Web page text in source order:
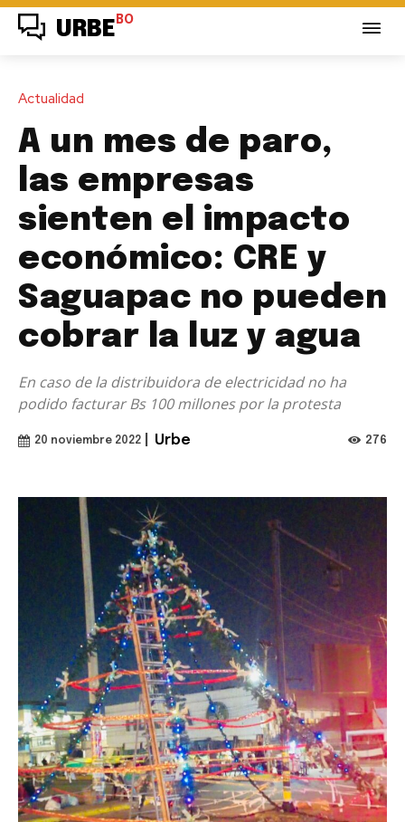
URBE BO
Actualidad
A un mes de paro,
las empresas
sienten el impacto
económico: CRE y
Saguapac no pueden
cobrar la luz y agua
En caso de la distribuidora de electricidad no ha
podido facturar Bs 100 millones por la protesta
20 noviembre 2022 Urbe 276